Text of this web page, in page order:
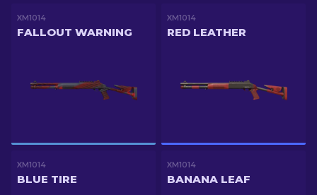
XM1014
FALLOUT WARNING
XM1014
RED LEATHER
XM1014
BLUE TIRE
XM1014
BANANA LEAF